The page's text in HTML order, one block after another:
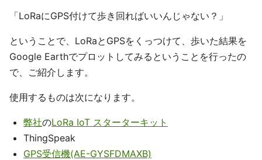
「LoRaにGPS付けて歩き回ればいいんじゃない？」
ということで、LoRaとGPSをくっつけて、歩いた結果を
Google Earthでプロットしてみるということを行ったの
で、ご紹介します。
使用するものは次になります。
弊社のLoRa IoT スターターキット
ThingSpeak
GPS受信機(AE-GYSFDMAXB)